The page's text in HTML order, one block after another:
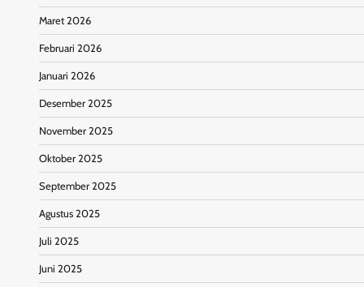
Maret 2026
Februari 2026
Januari 2026
Desember 2025
November 2025
Oktober 2025
September 2025
Agustus 2025
Juli 2025
Juni 2025